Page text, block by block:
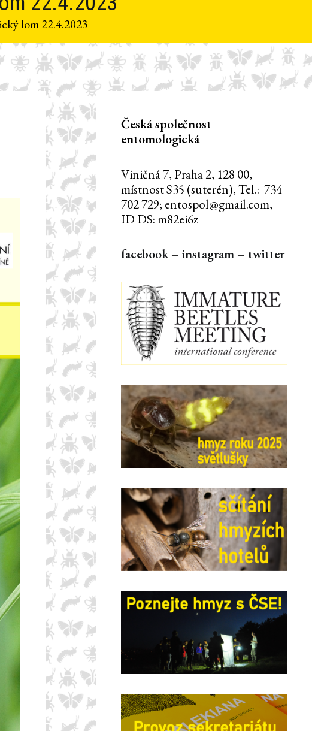
lom 22.4.2023
Česká společnost
entomologická
Viničná 7, Praha 2, 128 00,
místnost S35 (suterén), Tel.: 734
702 729; entospol@gmail.com,
ID DS: m82ei6z
facebook– instagram– twitter